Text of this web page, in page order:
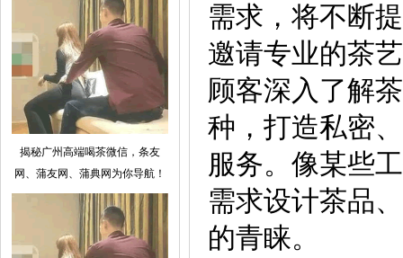
揭秘广州高端喝茶微信，条友
网、蒲友网、蒲典网为你导航！
需求，将不断
邀请专业的茶
顾客深入了解
种，打造私密
服务。像某些
需求设计茶品
的青睐。